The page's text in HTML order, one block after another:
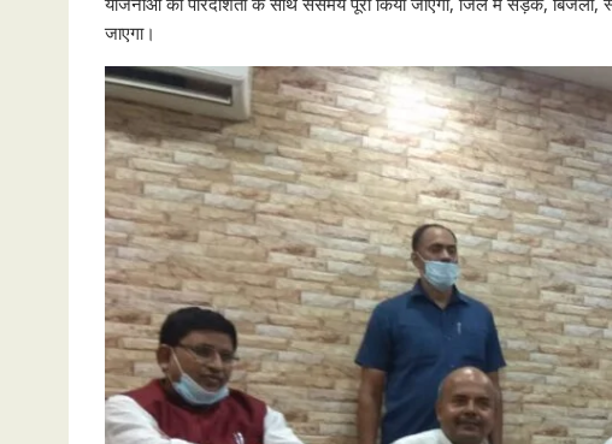
जाएगा।